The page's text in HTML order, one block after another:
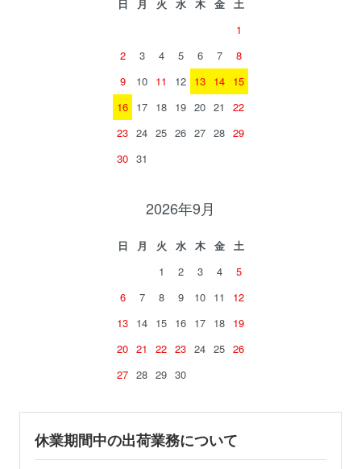
日 月 火 水 木 金
土
1
2
3 4 5 6 7
8
9
10 11 12 13 14 15
16 17 18 19 20 21
22
23 24 25 26 27 28 29
30 31
2026年9月
日 月 火 水 木 金
土
1
2 3 4
5
6
7 8 9 10 11
12
13 14 15 16 17 18 19
20 21 22 23 24 25 26
27 28 29 30
休業期間中の出荷業務について